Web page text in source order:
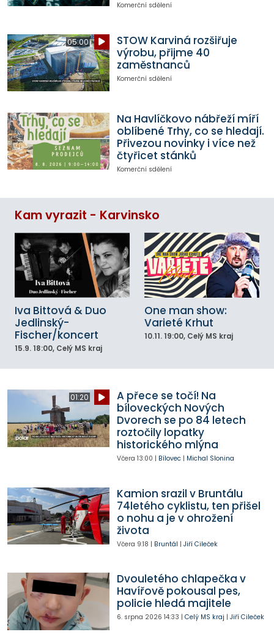
Komerční sdělení
05:00
STOW Karviná rozšiřuje
výrobu, přijme 40
zaměstnanců
Komerční sdělení
Na Havlíčkovo nábřeží míří
oblíbené Trhy, co se hledají.
Přivezou novinky i více než
čtyřicet stánků
Komerční sdělení
Kam vyrazit - Karvinsko
Iva Bittová & Duo
Jedlinský-
Fischer/koncert
15.9. 18:00, Celý MS kraj
One man show:
Varieté Krhut
10.11. 19:00, Celý MS kraj
01:20
A přece se točí! Na
bíloveckých Nových
Dvorech se po 84 letech
roztočily lopatky
historického mlýna
Včera 13:00 | Bílovec| Michal Slonina
Kamion srazil v Bruntálu
74letého cyklistu, ten přišel
o nohu a je v ohrožení
života
Včera 9:18 | Bruntál | Jiří Cileček
Dvouletého chlapečka v
Havířově pokousal pes,
policie hledá majitele
6. srpna 2026 14:33 | Celý MS kraj | Jiří Cileček